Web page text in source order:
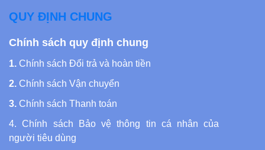
QUY ĐỊNH CHUNG
Chính sách quy định chung
1. Chính sách Đổi trả và hoàn tiền
2. Chính sách Vận chuyển
3. Chính sách Thanh toán
4. Chính sách Bảo vệ thông tin cá nhân của
người tiêu dùng